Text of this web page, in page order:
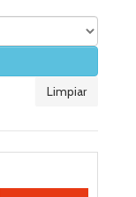
Limpiar